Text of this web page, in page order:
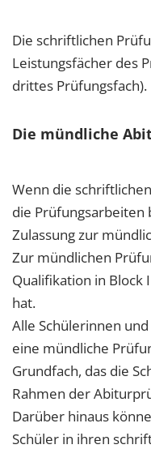
Die schriftlichen
Leistungsfächer des
drittes Prüfungsfach).
Die mündliche
Wenn die
die
Zulassung zur
Zur mündlichen
Qualifikation in Block
hat.
Alle Schülerinnen
eine mündliche
Grundfach, das die
Rahmen der
Darüber hinaus
Schüler in ihren